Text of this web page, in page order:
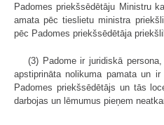
Padomes priekšsēdētāju Ministru
amata pēc tieslietu ministra
pēc Padomes priekšsēdētāja
(3) Padome ir juridiskā
apstiprināta nolikuma pamata un ir
Padomes priekšsēdētājs un tās
darbojas un lēmumus pieņem